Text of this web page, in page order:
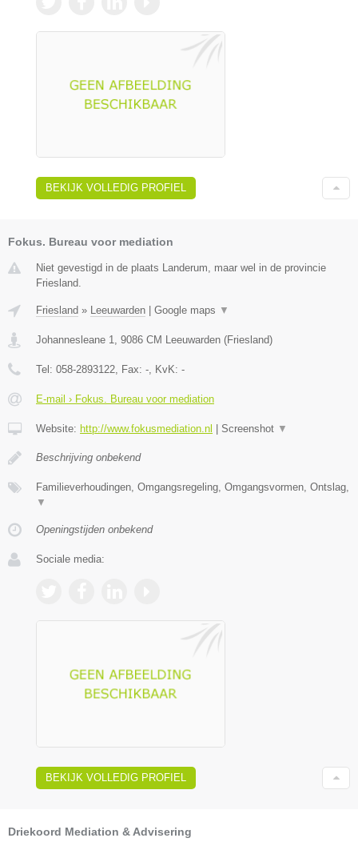
BEKIJK VOLLEDIG PROFIEL
Fokus. Bureau voor mediation
Niet gevestigd in de plaats Landerum, maar wel in de provincie
Friesland.
Friesland » Leeuwarden Google maps ▼
Johannesleane 1, 9086 CM Leeuwarden (Friesland)
Tel: 058-2893122, Fax: -, KvK: -
E-mail › Fokus. Bureau voor mediation
Website: http://www.fokusmediation.nl Screenshot ▼
Beschrijving onbekend
Familieverhoudingen, Omgangsregeling, Omgangsvormen, Ontslag,
▼
Openingstijden onbekend
Sociale media:
BEKIJK VOLLEDIG PROFIEL
Driekoord Mediation & Advisering